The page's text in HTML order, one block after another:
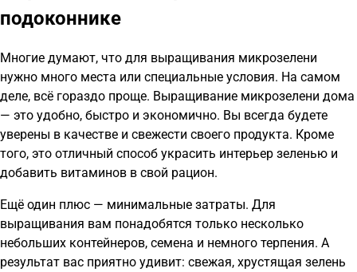
подоконнике
Многие думают, что для выращивания микрозелени
нужно много места или специальные условия. На самом
деле, всё гораздо проще. Выращивание микрозелени дома
— это удобно, быстро и экономично. Вы всегда будете
уверены в качестве и свежести своего продукта. Кроме
того, это отличный способ украсить интерьер зеленью и
добавить витаминов в свой рацион.
Ещё один плюс — минимальные затраты. Для
выращивания вам понадобятся только несколько
небольших контейнеров, семена и немного терпения. А
результат вас приятно удивит: свежая, хрустящая зелень